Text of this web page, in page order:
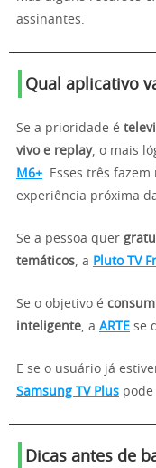
assinantes.
Qual aplicativo
Se a prioridade é
vivo e replay, o mais
M6+. Esses três
experiência próxima
Se a pessoa quer
temáticos, a Pluto TV
Se o objetivo é
inteligente, a ARTE se
E se o usuário já
Samsung TV Plus
Dicas antes de